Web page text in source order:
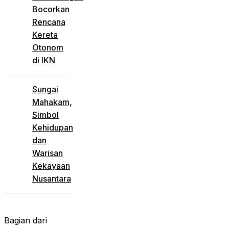
Bocorkan
Rencana
Kereta
Otonom
di IKN
Sungai
Mahakam,
Simbol
Kehidupan
dan
Warisan
Kekayaan
Nusantara
Bagian dari